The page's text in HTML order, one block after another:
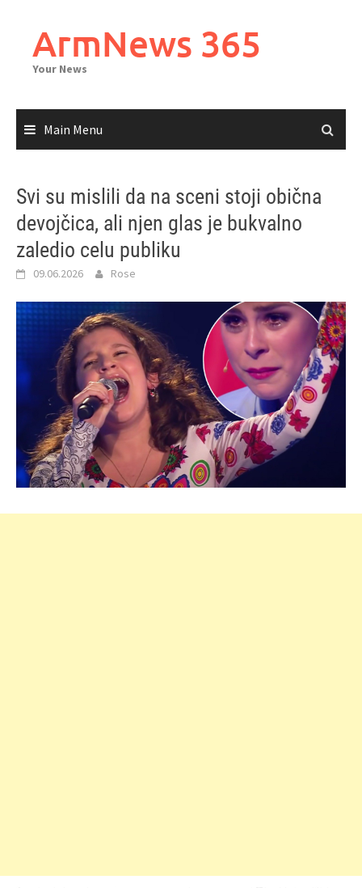
contentArmNews 365
Your News
Main Menu
Svi su mislili da na sceni stoji obična
devojčica, ali njen glas je bukvalno
zaledio celu publiku
09.06.2026 Rose